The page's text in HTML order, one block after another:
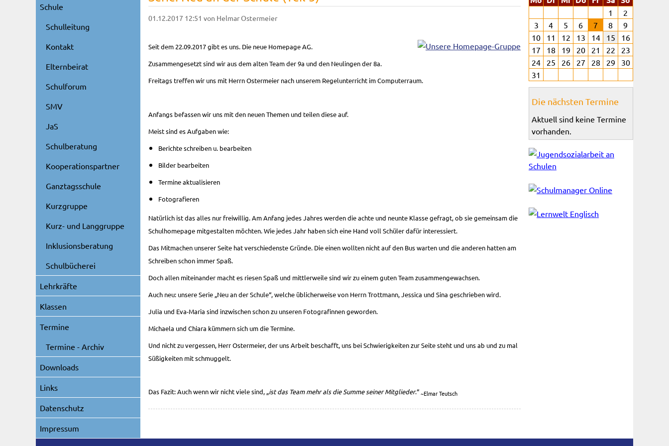
01.12.2017 12:51 von Helmar Ostermeier
Seit dem 22.09.2017 gibt es uns. Die neue Homepage AG.
Zusammengesetzt sind wir aus dem alten Team der 9a und den Neulingen der 8a.
Freitags treffen wir uns mit Herrn Ostermeier nach unserem Regelunterricht im Computerraum.
Anfangs befassen wir uns mit den neuen Themen und teilen diese auf.
Meist sind es Aufgaben wie:
Berichte schreiben u. bearbeiten
Bilder bearbeiten
Termine aktualisieren
Fotografieren
Natürlich ist das alles nur freiwillig. Am Anfang jedes Jahres werden die achte und neunte Klasse gefragt, ob sie gemeinsam die
Schulhomepage mitgestalten möchten. Wie jedes Jahr haben sich eine Hand voll Schüler dafür interessiert.
Das Mitmachen unserer Seite hat verschiedenste Gründe. Die einen wollten nicht auf den Bus warten und die anderen hatten am
Schreiben schon immer Spaß.
Doch allen miteinander macht es riesen Spaß und mittlerweile sind wir zu einem guten Team zusammengewachsen.
Auch neu: unsere Serie „Neu an der Schule“, welche üblicherweise von Herrn Trottmann, Jessica und Sina geschrieben wird.
Julia und Eva-Maria sind inzwischen schon zu unseren Fotografinnen geworden.
Michaela und Chiara kümmern sich um die Termine.
Und nicht zu vergessen, Herr Ostermeier, der uns Arbeit beschafft, uns bei Schwierigkeiten zur Seite steht und uns ab und zu mal
Süßigkeiten mit schmuggelt.
Das Fazit: Auch wenn wir nicht viele sind, „ist das Team mehr als die Summe seiner Mitglieder.“~Elmar Teutsch
Schule
Schulleitung
Kontakt
Elternbeirat
Schulforum
SMV
JaS
Schulberatung
Kooperationspartner
Ganztagsschule
Kurzgruppe
Kurz- und Langgruppe
Inklusionsberatung
Schulbücherei
Lehrkräfte
Klassen
Termine
Termine - Archiv
Downloads
Links
Datenschutz
Impressum
1
2
3
4 5 6 7 8
9
10
11 12 13 14 15
16
17
18 19 20 21 22
23
24
25 26 27 28 29
30
31
Die nächsten Termine
Aktuell sind keine Termine
vorhanden.